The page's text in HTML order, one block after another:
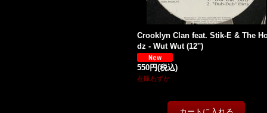
Crooklyn Clan feat. Stik-E & The
dz - Wut Wut (12'')
550円(税込)
在庫わずか